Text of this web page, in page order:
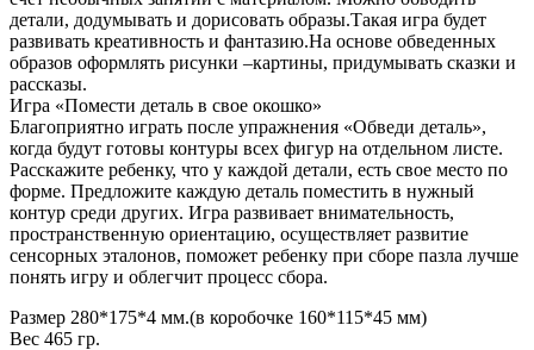
детали, додумывать и дорисовать образы.Такая игра будет
развивать креативность и фантазию.На основе обведенных
образов оформлять рисунки –картины, придумывать сказки и
рассказы.
Игра «Помести деталь в свое окошко»
Благоприятно играть после упражнения «Обведи деталь»,
когда будут готовы контуры всех фигур на отдельном листе.
Расскажите ребенку, что у каждой детали, есть свое место по
форме. Предложите каждую деталь поместить в нужный
контур среди других. Игра развивает внимательность,
пространственную ориентацию, осуществляет развитие
сенсорных эталонов, поможет ребенку при сборе пазла лучше
понять игру и облегчит процесс сбора.
Размер 280*175*4 мм.(в коробочке 160*115*45 мм)
Вес 465 гр.